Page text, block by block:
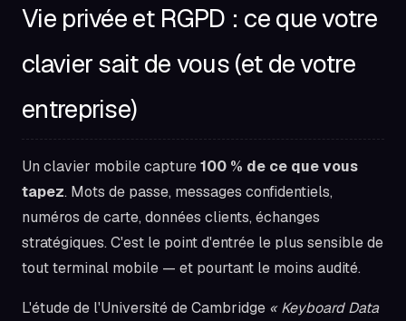
Vie privée et RGPD : ce que votre
clavier sait de vous (et de votre
entreprise)
Un clavier mobile capture100 % de ce que vous
tapez. Mots de passe, messages confidentiels,
numéros de carte, données clients, échanges
stratégiques. C'est le point d'entrée le plus sensible de
tout terminal mobile — et pourtant le moins audité.
L'étude de l'Université de Cambridge « Keyboard Data